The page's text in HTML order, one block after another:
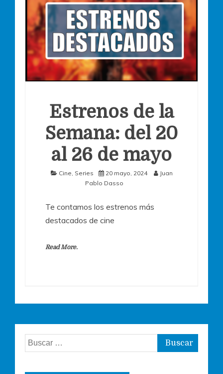
Estrenos de la
Semana: del 20
al 26 de mayo
Cine Series 20 mayo, 2024
Juan
Pablo Dasso
Te contamos los estrenos más
destacados de cine
Read More.
Buscar: